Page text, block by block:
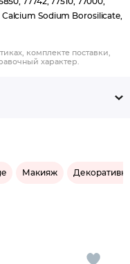
Sodium Borosilicate,
комплекте поставки,
характер.
Макияж